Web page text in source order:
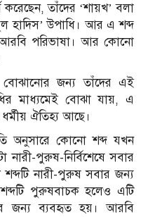
করেছেন, তাঁদের ‘শায়খ’ বলা
হাদিস’ উপাধি। আর এ শব্দ
আরবি পরিভাষা। আর কোনো
বোঝানোর জন্য তাঁদের এই
মাধ্যমেই বোঝা যায়, এ
ঐতিহ্য আছে।
অনুসারে কোনো শব্দ যখন
পুরুষ-নির্বিশেষে সবার
নারী-পুরুষ সবার জন্য
পুরুষবাচক হলেও এটি
জন্য ব্যবহৃত হয়। আরবি